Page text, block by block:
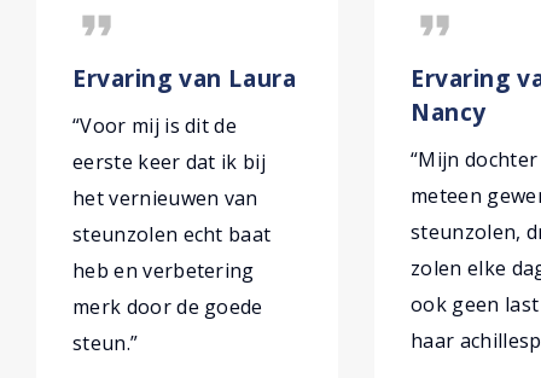
format_quote
Ervaring van Laura
“Voor mij is dit de
eerste keer dat ik bij
het vernieuwen van
steunzolen echt baat
heb en verbetering
merk door de goede
steun.”
format_quote
Ervaring
Nancy
“Mijn
meteen
steunzolen,
zolen elke
ook geen
haar